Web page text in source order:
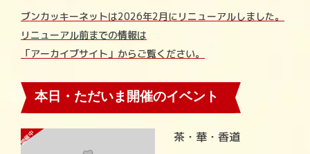
ブンカッキーネットは2026年2月にリニューアルしました。
リニューアル前までの情報は
「アーカイブサイト」からご覧ください。
本日・ただいま開催のイベント
開催中 茶・華・香道